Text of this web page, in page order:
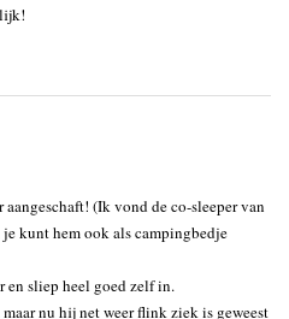
(Ik vond de co-sleeper van
kunt hem ook als campingbedje
sliep heel goed zelf in.
nu hij net weer flink ziek is geweest